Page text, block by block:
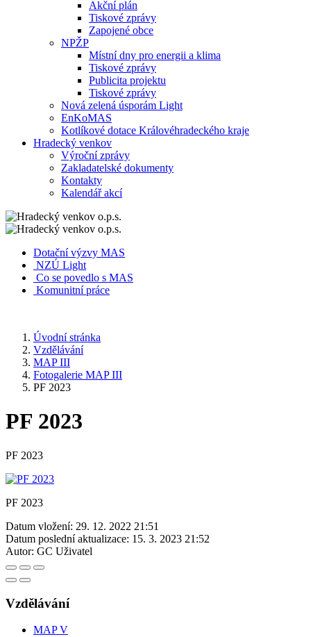
Akční plán
Tiskové zprávy
Zapojené obce
NPŽP
Místní dny pro energii a klima
Tiskové zprávy
Publicita projektu
Tiskové zprávy
Nová zelená úsporám Light
EnKoMAS
Kotlíkové dotace Královéhradeckého kraje
Hradecký venkov
Výroční zprávy
Zakladatelské dokumenty
Kontakty
Kalendář akcí
Dotační výzvy MAS
NZÚ Light
Co se povedlo s MAS
Komunitní práce
Úvodní stránka
Vzdělávání
MAP III
Fotogalerie MAP III
PF 2023
PF 2023
PF 2023
PF 2023
Datum vložení: 29. 12. 2022 21:51
Datum poslední aktualizace: 15. 3. 2023 21:52
Autor: GC Uživatel
Vzdělávání
MAP V